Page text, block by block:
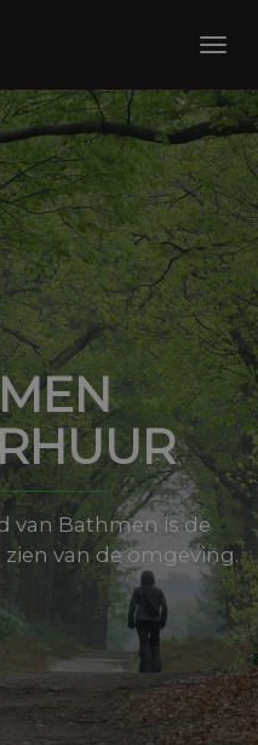
van Bathmen is de
van de omgeving.